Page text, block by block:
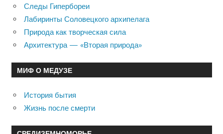
Следы Гипербореи
Лабиринты Соловецкого архипелага
Природа как творческая сила
Архитектура — «Вторая природа»
МИФ О МЕДУЗЕ
История бытия
Жизнь после смерти